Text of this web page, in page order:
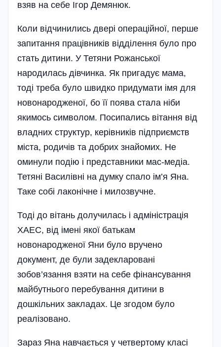
взяв на себе Ігор Демянюк.
Коли відчинились двері операційної, перше
запитання працівників відділення було про
стать дитини. У Тетяни Рожанської
народилась дівчинка. Як пригадує мама,
тоді треба було швидко придумати імя для
новонародженої, бо її поява стала ніби
якимось символом. Посипались вітання від
владних структур, керівників підприємств
міста, родичів та добрих знайомих. Не
оминули подію і представники мас-медіа.
Тетяні Василівні на думку спало ім’я Яна.
Таке собі лаконічне і милозвучне.
Тоді до вітань долучилась і адмі­ністрація
ХАЕС, від імені якої батькам
новонародженої Яни було вручено
документ, де були задекларовані
зобов’язання взяти на себе фінансування
майбутнього перебування дитини в
дошкільних закладах. Це згодом було
реалізовано.
Зараз Яна навчається у четвертому класі